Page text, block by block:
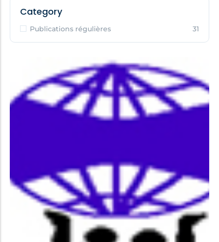
Category
Publications régulières 31